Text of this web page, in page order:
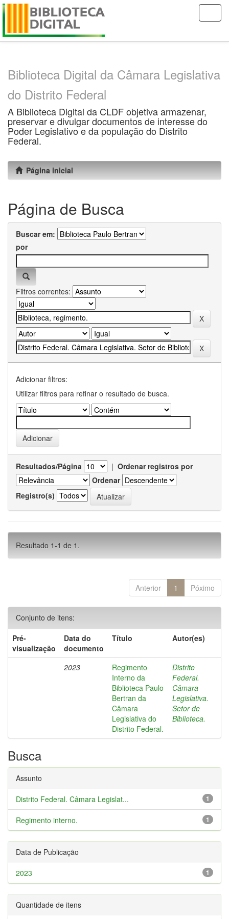
Skip
Biblioteca Digital da Câmara Legislativa
do Distrito Federal
A Biblioteca Digital da CLDF objetiva armazenar,
preservar e divulgar documentos de interesse do
Poder Legislativo e da população do Distrito
Federal.
Página inicial
Página de Busca
Buscar em:
por
Filtros correntes:
Adicionar filtros:
Utilizar filtros para refinar o resultado de busca.
Resultados/Página | Ordenar registros por
Ordenar
Registro(s)
Resultado 1-1 de 1.
Anterior 1 Póximo
Conjunto de itens:
Pré-
visualização
Data do
documento
Título Autor(es)
2023
Regimento
Interno da
Biblioteca Paulo
Bertran da
Câmara
Legislativa do
Distrito Federal.
Distrito
Federal.
Câmara
Legislativa.
Setor de
Biblioteca.
Busca
Assunto
1
Distrito Federal. Câmara Legislat...
1
Regimento interno.
Data de Publicação
1
2023
Quantidade de itens